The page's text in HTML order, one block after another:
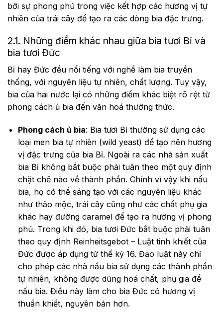
bởi sự phong phú trong việc kết hợp các hương vị tự
nhiên của trái cây để tạo ra các dòng bia đặc trưng.
2.1. Những điểm khác nhau giữa bia tươi Bỉ và
bia tươi Đức
Bỉ hay Đức đều nổi tiếng với nghề làm bia truyền
thống, với nguyên liệu tự nhiên, chất lượng. Tuy vậy,
bia của hai nước lại có những điểm khác biệt rõ rệt từ
phong cách ủ bia đến văn hoá thưởng thức.
Phong cách ủ bia: Bia tươi Bỉ thường sử dụng các
loại men bia tự nhiên (wild yeast) để tạo nên hương
vị đặc trưng của bia Bỉ. Ngoài ra các nhà sản xuất
bia Bỉ không bắt buộc phải tuân theo một quy định
chặt chẽ nào về thành phần. Chính vì vậy khi nấu
bia, họ có thể sáng tạo với các nguyên liệu khác
như thảo mộc, trái cây cũng như các chất phụ gia
khác hay đường caramel để tạo ra hương vị phong
phú. Trong khi đó, bia tươi Đức bắt buộc phải tuân
theo quy định Reinheitsgebot – Luật tinh khiết của
Đức được áp dụng từ thế kỷ 16. Đạo luật này chỉ
cho phép các nhà nấu bia sử dụng các thành phần
tự nhiên, không được dùng hoá chất, phụ gia để
nấu bia. Điều này làm cho bia Đức có hương vị
thuần khiết, nguyên bản hơn.